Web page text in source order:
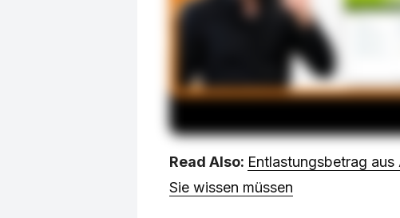
Read Also: Entlastungsbetrag
Sie wissen müssen